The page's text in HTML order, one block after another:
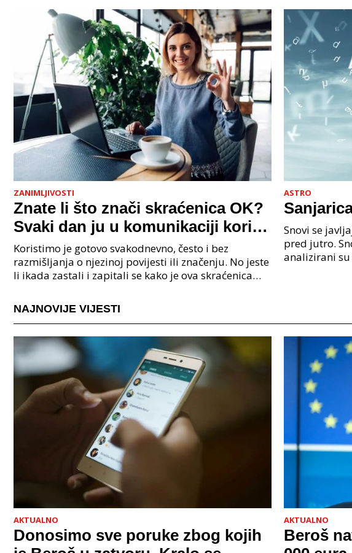
ZANIMLJIVOSTI
Znate li što znači skraćenica OK?
Svaki dan ju u komunikaciji koristi
cijeli svijet.
Koristimo je gotovo svakodnevno, često i bez
razmišljanja o njezinoj povijesti ili značenju. No jeste
li ikada zastali i zapitali se kako je ova skraćenica
ASTRO
Snovi se
pred jutro.
analizirani
NAJNOVIJE VIJESTI
AKTUALNO
Donosimo sve poruke zbog kojih
AKTUALNO
Beroš